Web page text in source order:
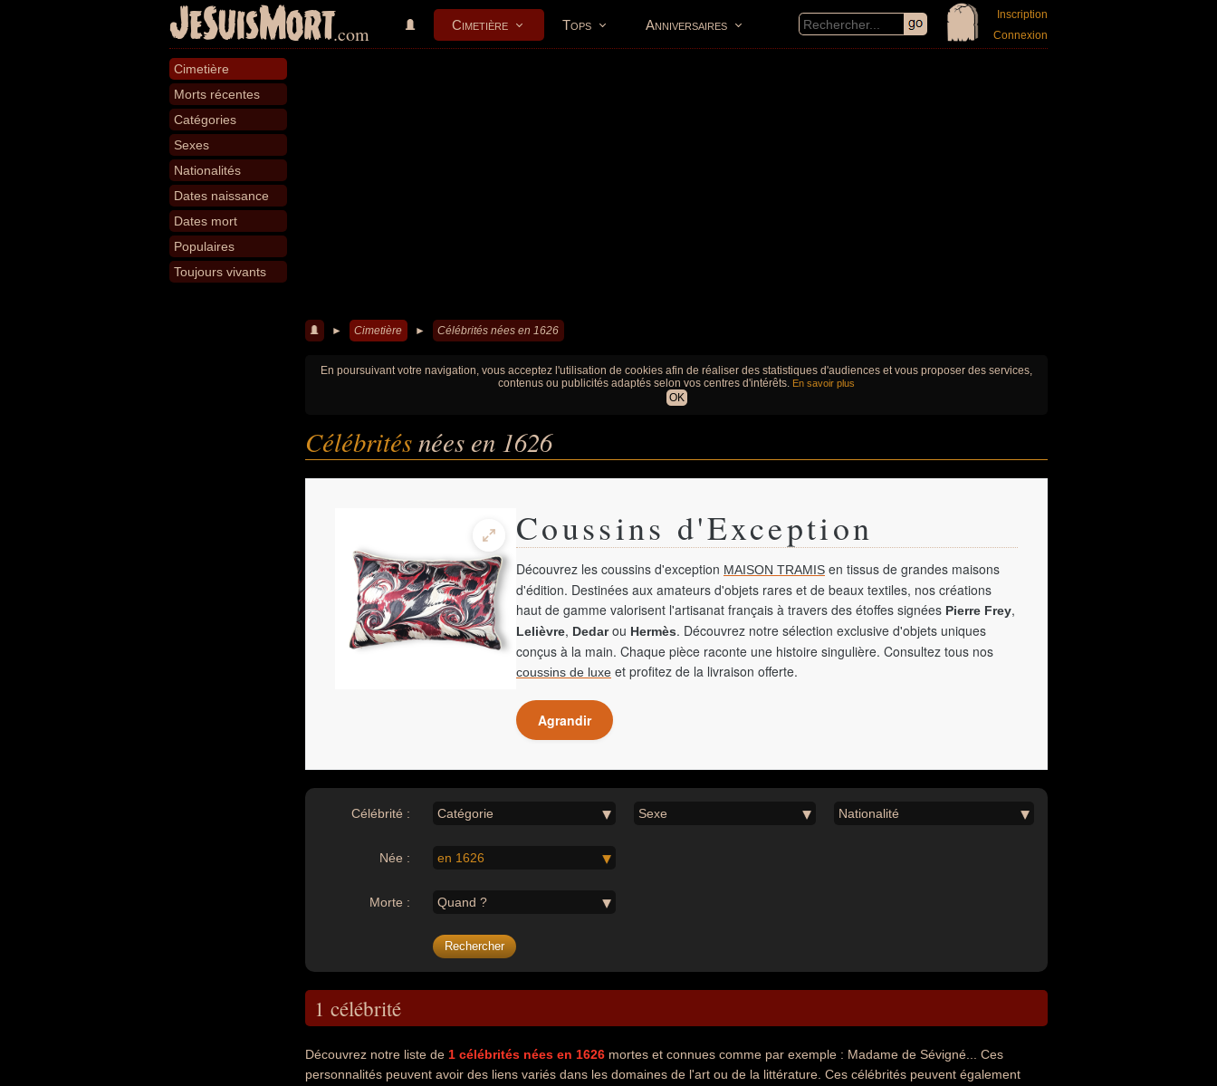
JeSuisMort.com Cimetière Tops Anniversaires
Inscription
Connexion
Cimetière
Morts récentes
Catégories
Sexes
Nationalités
Dates naissance
Dates mort
Populaires
Toujours vivants
► Cimetière ► Célébrités nées en 1626
En poursuivant votre navigation, vous acceptez l'utilisation de cookies afin de réaliser des statistiques d'audiences et vous proposer des services,
contenus ou publicités adaptés selon vos centres d'intérêts. En savoir plus
OK
Célébritésnées en 1626
Coussins d'Exception
Découvrez les coussins d'exception MAISON TRAMIS en tissus de grandes maisons
d'édition. Destinées aux amateurs d'objets rares et de beaux textiles, nos créations
haut de gamme valorisent l'artisanat français à travers des étoffes signées Pierre Frey,
Lelièvre, Dedarou Hermès. Découvrez notre sélection exclusive d'objets uniques
conçus à la main. Chaque pièce raconte une histoire singulière. Consultez tous nos
coussins de luxe et profitez de la livraison offerte.
Agrandir
Célébrité : Catégorie Sexe Nationalité
Née : en 1626
Morte : Quand ?
1 célébrité
Découvrez notre liste de 1 célébrités nées en 1626 mortes et connues comme par exemple : Madame de Sévigné... Ces
personnalités peuvent avoir des liens variés dans les domaines de l'art ou de la littérature. Ces célébrités peuvent également